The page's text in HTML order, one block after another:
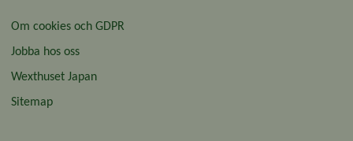
Om cookies och GDPR
Jobba hos oss
Wexthuset Japan
Sitemap